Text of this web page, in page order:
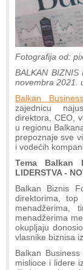
Fotografija od:
BALKAN
novembra 2021.
Balkan
zajednicu
direktora, CEO,
u regionu
prepoznaje sve
i vodećih
Tema Balkan
LIDERSTVA -
Balkan Biznis
direktorima,
menadžerima,
menadžerima
okupljaju
vlasnike biznisa
Balkan
mislioce i lidere